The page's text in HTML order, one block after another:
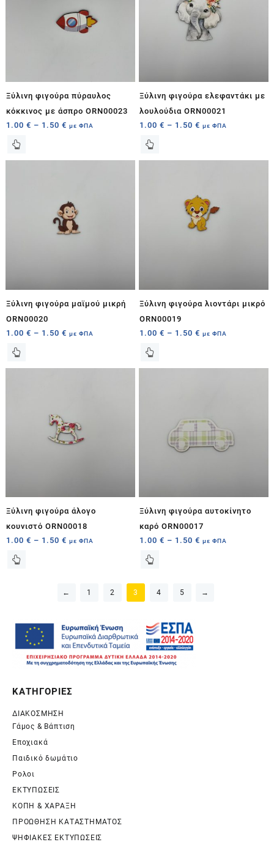
Ξύλινη φιγούρα πύραυλος
κόκκινος με άσπρο ORN00023
1.00 € – 1.50 € με ΦΠΑ
Ξύλινη φιγούρα ελεφαντάκι με
λουλούδια ORN00021
1.00€ – 1.50€ με ΦΠΑ
Ξύλινη φιγούρα μαϊμού μικρή
ORN00020
1.00 € – 1.50 € με ΦΠΑ
Ξύλινη φιγούρα λιοντάρι μικρό
ORN00019
1.00€ – 1.50€ με ΦΠΑ
Ξύλινη φιγούρα άλογο
κουνιστό ORN00018
1.00 € – 1.50 € με ΦΠΑ
Ξύλινη φιγούρα αυτοκίνητο
καρό ORN00017
1.00€ – 1.50€ με ΦΠΑ
← 1 2 3 4 5 →
ΚΑΤΗΓΟΡΙΕΣ
ΔΙΑΚΟΣΜΗΣΗ
Γάμος & Βάπτιση
Εποχιακά
Παιδικό δωμάτιο
Ρολοι
ΕΚΤΥΠΩΣΕΙΣ
ΚΟΠΗ & ΧΑΡΑΞΗ
ΠΡΟΩΘΗΣΗ ΚΑΤΑΣΤΗΜΑΤΟΣ
ΨΗΦΙΑΚΕΣ ΕΚΤΥΠΩΣΕΙΣ